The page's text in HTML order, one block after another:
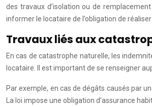
des travaux d’isolation ou de
informer le locataire de l’obligation de
Travaux liés aux
En cas de catastrophe naturelle, les
locataire. Il est important de se renseigner
Par exemple, en cas de dégâts causés par
La loi impose une obligation d’assurance